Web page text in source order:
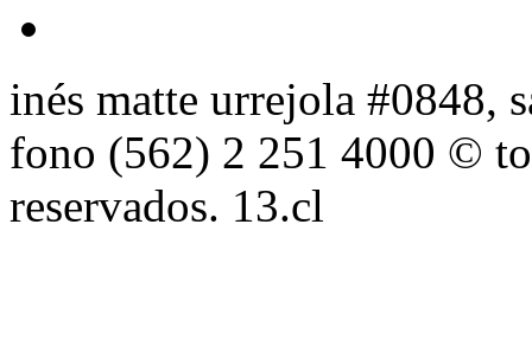
inés matte urrejola #0848,
fono (562) 2 251 4000 ©
reservados. 13.cl